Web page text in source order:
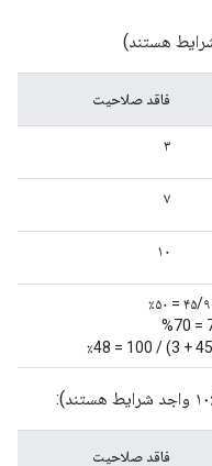
فاقد صلاحیت
۳
۷
۱۰
فاقد صلاحیت